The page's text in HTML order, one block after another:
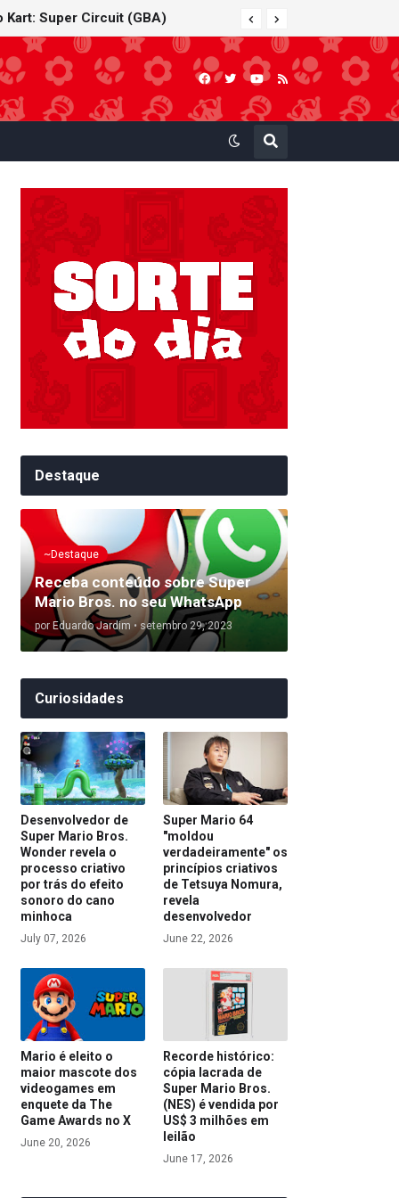
Super Circuit (GBA)
Destaque
~Destaque
Receba conteúdo sobre Super
Mario Bros. no seu WhatsApp
por Eduardo Jardim • setembro 29, 2023
Curiosidades
Desenvolvedor de
Super Mario Bros.
Wonder revela o
processo criativo
por trás do efeito
sonoro do cano
minhoca
July 07, 2026
Super Mario 64
"moldou
verdadeiramente" os
princípios criativos
de Tetsuya Nomura,
revela
desenvolvedor
June 22, 2026
Mario é eleito o
maior mascote dos
videogames em
enquete da The
Game Awards no X
June 20, 2026
Recorde histórico:
cópia lacrada de
Super Mario Bros.
(NES) é vendida por
US$ 3 milhões em
leilão
June 17, 2026